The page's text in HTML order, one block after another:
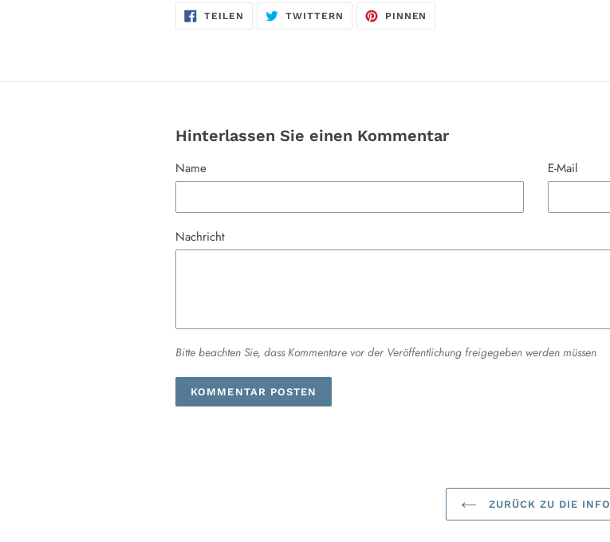
TEILEN
FACEBOOK
TWITTERN
TWITTER
PINNEN
Hinterlassen Sie einen Kommentar
Name E-Mail
Nachricht
Bitte beachten Sie, dass Kommentare vor der Veröffentlichung freigegeben werden müssen
ZURÜCK ZU DIE INFO